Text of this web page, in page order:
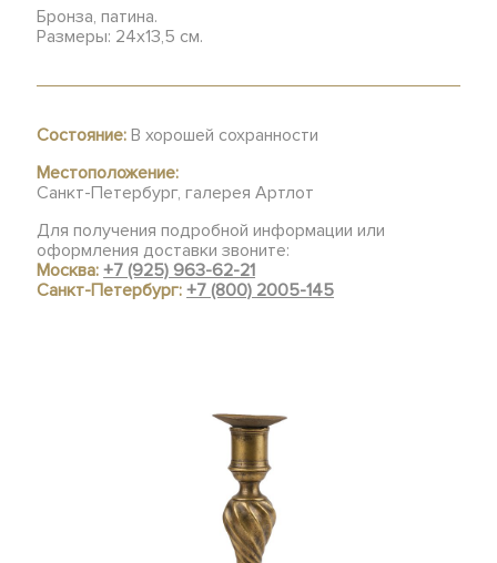
Бронза, патина.
Размеры: 24х13,5 см.
Состояние: В хорошей сохранности
Местоположение:
Санкт-Петербург, галерея Артлот
Для получения подробной информации или
оформления доставки звоните:
Москва:+7 (925) 963-62-21
Санкт-Петербург:+7 (800) 2005-145